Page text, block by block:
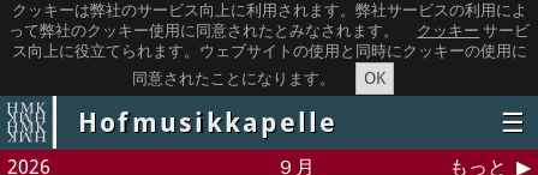
クッキーは弊社のサービス向上に利用されます。弊社サービスの利用によ
って弊社のクッキー使用に同意されたとみなされます。
クッキー サービ
ス向上に役立てられます。ウェブサイトの使用と同時にクッキーの使用に
同意されたことになります。
OK
Hofmusikkapelle ☰
2026 ９月 もっと